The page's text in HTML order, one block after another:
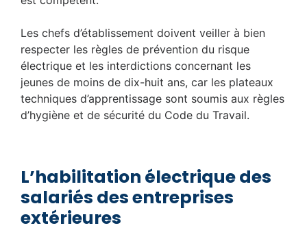
Les chefs d’établissement doivent veiller à bien
respecter les règles de prévention du risque
électrique et les interdictions concernant les
jeunes de moins de dix-huit ans, car les plateaux
techniques d’apprentissage sont soumis aux règles
d’hygiène et de sécurité du Code du Travail.
L’habilitation électrique des
salariés des entreprises
extérieures